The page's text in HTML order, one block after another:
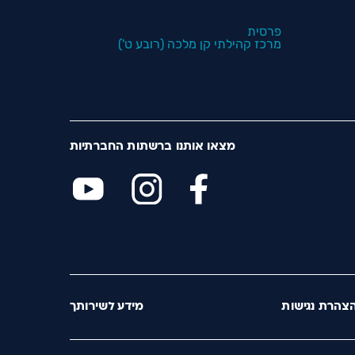
פרסית
מרכז קהילתי קן מלכה (רובע ט')
מצאו אותנו ברשתות החברתיות
נגישות מידע לשירותך